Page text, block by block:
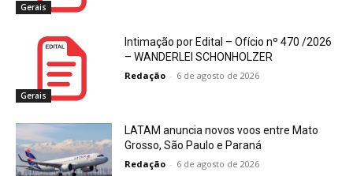
Gerais
Gerais
Intimação por Edital – Ofício nº 470 /2026
– WANDERLEI SCHONHOLZER
Redação - 6 de agosto de 2026
LATAM anuncia novos voos entre Mato
Grosso, São Paulo e Paraná
Redação - 6 de agosto de 2026